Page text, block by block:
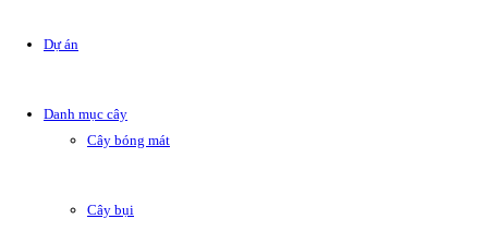
Dự án
Danh mục cây
Cây bóng mát
Cây bụi